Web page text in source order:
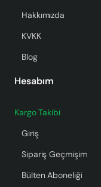
Hakkımızda
KVKK
Blog
Hesabım
Kargo Takibi
Giriş
Sipariş Geçmişim
Bülten Aboneliği